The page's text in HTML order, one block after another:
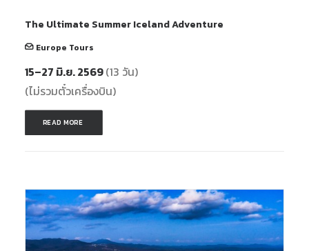
The Ultimate Summer Iceland Adventure
Europe Tours
15–27 มิ.ย. 2569(13 วัน)
(ไม่รวมตั๋วเครื่องบิน)
READ MORE